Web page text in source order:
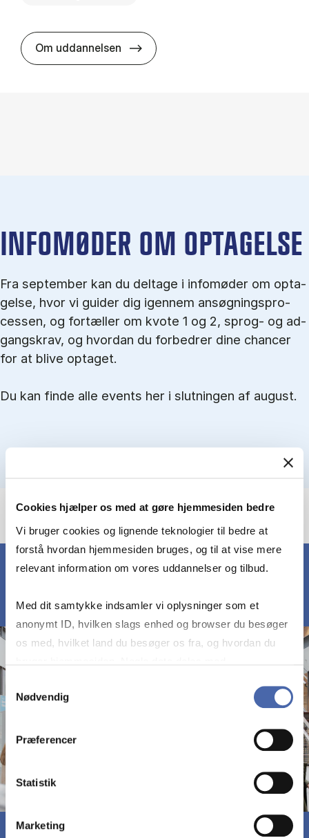
Cookies hjælper os med at gøre hjemmesiden bedre
Vi bruger cookies og lignende teknologier til bedre at
forstå hvordan hjemmesiden bruges, og til at vise mere
relevant information om vores uddannelser og tilbud.
Med dit samtykke indsamler vi oplysninger som et
anonymt ID, hvilken slags enhed og browser du besøger
os med, hvilket land du besøger os fra, og hvordan du
markedsføring. Du bestemmer selv - og kan altid trække
Nødvendig
Præferencer
Statistik
Marketing
Om uddannelsen HA i mar­keds- og kul­tu­r­a­na­ly­se
IN­FO­MØ­DER OM OP­TA­GEL­SE
Fra september kan du del­tage i in­fo­mø­der om op­ta­
gel­se, hvor vi gu­i­der dig igen­nem an­søg­nings­pro­
ces­sen, og for­tæl­ler om kvo­te 1 og 2, sprog- og ad­
gangs­krav, og hvordan du forbedrer dine chancer
for at blive optaget.
Du kan finde alle events her i slutningen af august.